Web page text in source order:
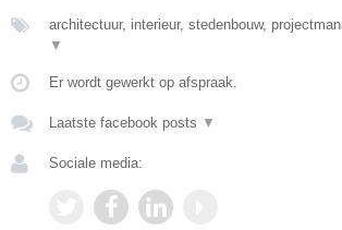
architectuur, interieur, stedenbouw,
▼
Er wordt gewerkt op afspraak.
Laatste facebook posts ▼
Sociale media: